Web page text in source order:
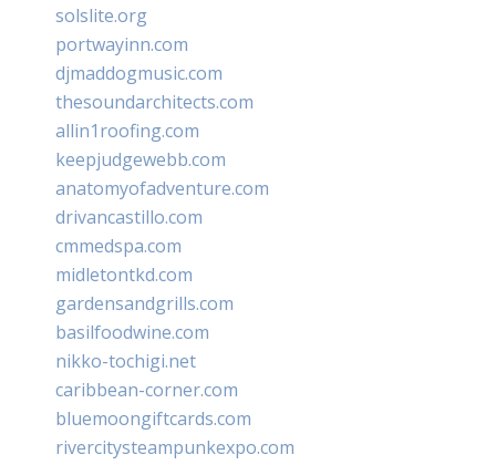
solslite.org
portwayinn.com
djmaddogmusic.com
thesoundarchitects.com
allin1roofing.com
keepjudgewebb.com
anatomyofadventure.com
drivancastillo.com
cmmedspa.com
midletontkd.com
gardensandgrills.com
basilfoodwine.com
nikko-tochigi.net
caribbean-corner.com
bluemoongiftcards.com
rivercitysteampunkexpo.com